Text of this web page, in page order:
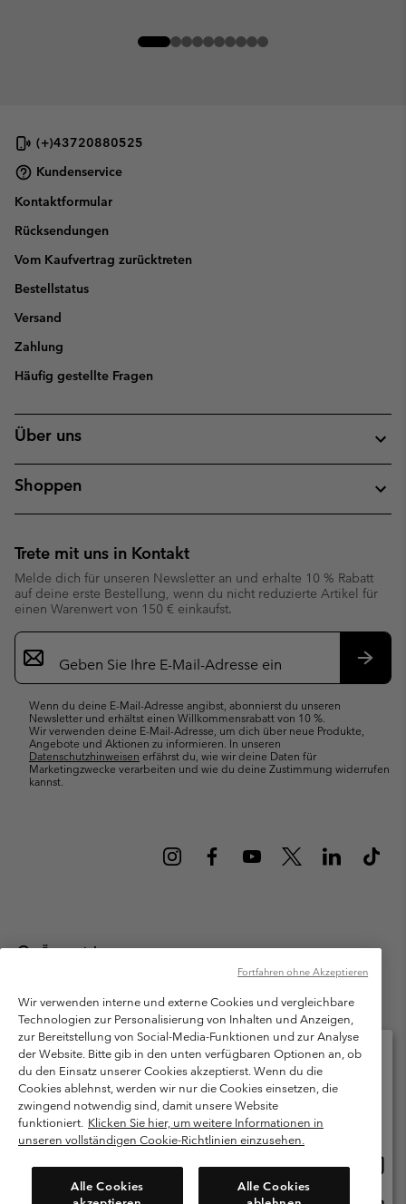
(+)43720880525
Kundenservice
Kontaktformular
Rücksendungen
Vom Kaufvertrag zurücktreten
Bestellstatus
Versand
Zahlung
Häufig gestellte Fragen
Über uns
Shoppen
Trete mit uns in Kontakt
Melde dich für unseren Newsletter an und erhalte 10 % Rabatt
auf deine erste Bestellung, wenn du nicht reduzierte Artikel für
einen Warenwert von 150 € einkaufst.
Newsletter-
Anmeldung
Wenn du deine E-Mail-Adresse angibst, abonnierst du unseren
Newsletter und erhältst einen Willkommensrabatt von 10 %.
Wir verwenden deine E-Mail-Adresse, um dich über neue Produkte,
Angebote und Aktionen zu informieren. In unseren
Datenschutzhinweisen erfährst du, wie wir deine Daten für
Marketingzwecke verarbeiten und wie du deine Zustimmung widerrufen
kannst.
Österreich
Columbia Sportswear Austria GmbH. Moosfeldstraße 1, 5101
Bergheim, Salzburg Österreich. Alle Rechte vorbehalten.
Nutzungsbedingungen
Allgemeine Verkaufsbedingungen
Garantie
Datenschutzerklärung
Bestimmungen und Bedingungen des Mitglieder Programms
Nutzungsbedingungen Für Nutzergenerierte Inhalte
Cookies
Kundenservice: Mo- Fr. 9:00 - 13:00 & 14:00- 18:00 Uhr
(+)43720880525
Wir verwenden interne und externe Cookies und vergleichbare
Technologien zur Personalisierung von Inhalten und Anzeigen,
zur Bereitstellung von Social-Media-Funktionen und zur Analyse
der Website. Bitte gib in den unten verfügbaren Optionen an, ob
du den Einsatz unserer Cookies akzeptierst. Wenn du die
Cookies ablehnst, werden wir nur die Cookies einsetzen, die
zwingend notwendig sind, damit unsere Website
funktioniert. Klicken Sie hier, um weitere Informationen in
unseren vollständigen Cookie-Richtlinien einzusehen.
Alle Cookies
Alle Cookies
Fortfahren ohne Akzeptieren
Bitte wählen Sie Ihr Lieferland und Ihre Sprache
Online-Einkauf verfügbar